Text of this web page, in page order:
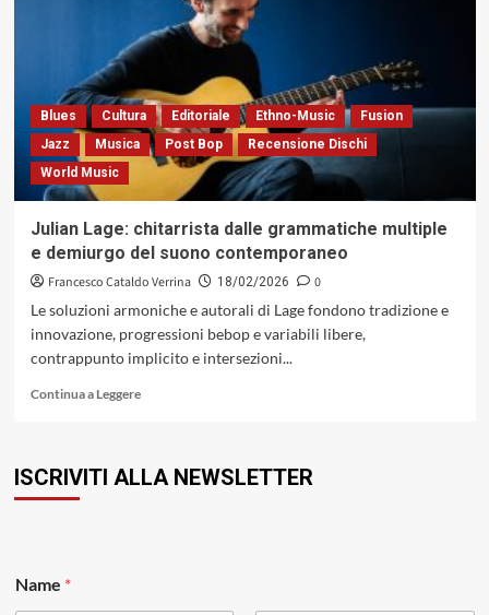
Quartet
con
«The
fluttuazioni
tonali
e
relazioni
melodiche
Blues Cultura Editoriale Ethno-Music
Fusion
Jazz
Musica Post Bop
Recensione Dischi
World Music
Julian Lage: chitarrista dalle grammatiche multiple
e demiurgo del suono contemporaneo
Francesco Cataldo Verrina 18/02/2026
0
Le soluzioni armoniche e autorali di Lage fondono tradizione e
innovazione, progressioni bebop e variabili libere,
contrappunto implicito e intersezioni...
Continua a LeggereLeggi
Julian
ISCRIVITI ALLA NEWSLETTER
Name *